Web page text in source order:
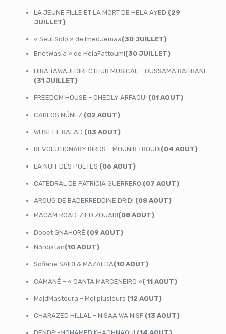
LA JEUNE FILLE ET LA MORT DE HELA AYED (29
JUILLET)
« Seul Solo » de ImedJemaa(30 JUILLET)
BnetWasla » de HelaFattoumi(30 JUILLET)
HIBA TAWAJI DIRECTEUR MUSICAL – OUSSAMA RAHBANI
(31 JUILLET)
FREEDOM HOUSE – CHEDLY ARFAOUI (01 AOUT)
CARLOS NÚÑEZ (02 AOUT)
WUST EL BALAD (03 AOUT)
REVOLUTIONARY BIRDS – MOUNIR TROUDI(04 AOUT)
LA NUIT DES POÈTES (06 AOUT)
CATEDRAL DE PATRICIA GUERRERO (07 AOUT)
AROUG DE BADERREDDINE DRIDI (08 AOUT)
MAQAM ROAD-ZIED ZOUARI(08 AOUT)
Dobet GNAHORĖ (09 AOUT)
N3rdistan(10 AOUT)
Sofiane SAIDI & MAZALDA(10 AOUT)
CAMANÉ – « CANTA MARCENEIRO »( 11 AOUT)
MajdMastoura – Moi plusieurs (12 AOUT)
CHARAZED HILLAL – NISAA WA NISF (13 AOUT)